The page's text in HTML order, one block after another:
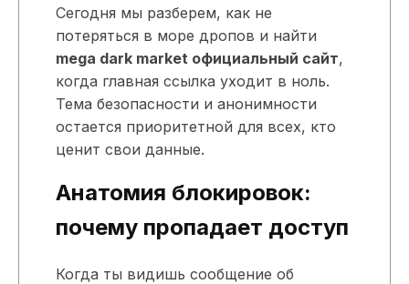
Сегодня мы разберем, как не
потеряться в море дропов и найти
mega dark market официальный сайт,
когда главная ссылка уходит в ноль.
Тема безопасности и анонимности
остается приоритетной для всех, кто
ценит свои данные.
Анатомия блокировок:
почему пропадает доступ
Когда ты видишь сообщение об